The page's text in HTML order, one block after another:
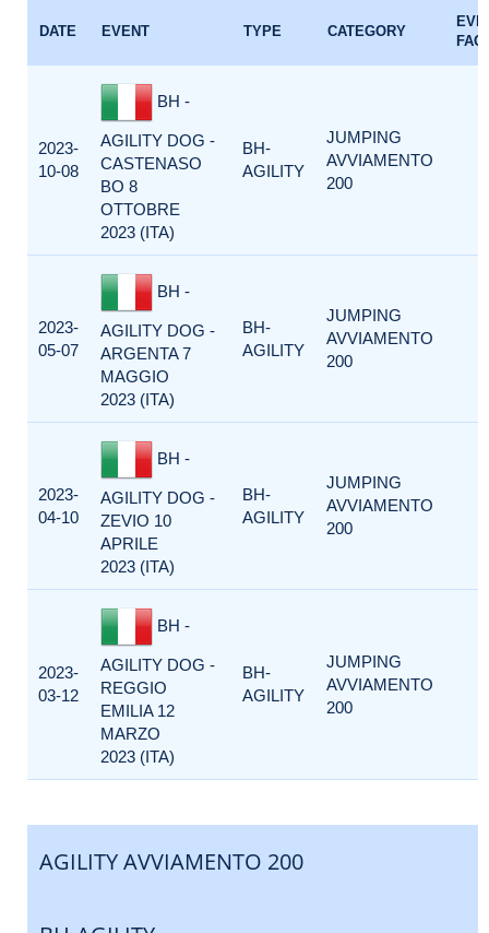
DATE EVENT TYPE CATEGORY
2023-
10-08
BH -
AGILITY DOG -
CASTENASO
BO 8
OTTOBRE
2023 (ITA)
BH-
AGILITY
JUMPING
AVVIAMENTO
200
2023-
05-07
BH -
AGILITY DOG -
ARGENTA 7
MAGGIO
2023 (ITA)
BH-
AGILITY
JUMPING
AVVIAMENTO
200
2023-
04-10
BH -
AGILITY DOG -
ZEVIO 10
APRILE
2023 (ITA)
BH-
AGILITY
JUMPING
AVVIAMENTO
200
2023-
03-12
BH -
AGILITY DOG -
REGGIO
EMILIA 12
MARZO
2023 (ITA)
BH-
AGILITY
JUMPING
AVVIAMENTO
200
AGILITY AVVIAMENTO 200